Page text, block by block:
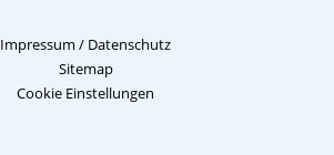
Impressum / Datenschutz
Sitemap
Cookie Einstellungen